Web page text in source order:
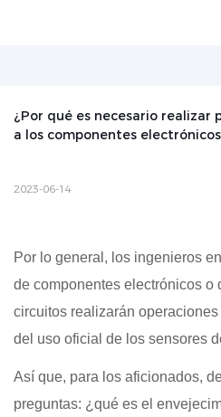
¿Por qué es necesario realizar
a los componentes
2023-06-14
Por lo general, los ingenieros
de componentes electrónicos o
circuitos realizarán
del uso oficial de los sensores
Así que, para los aficionados,
preguntas: ¿qué es el